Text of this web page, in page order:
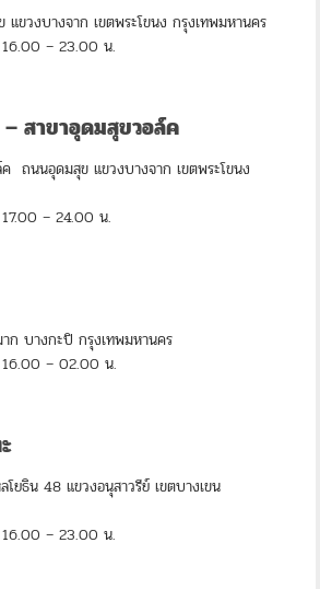
ขวงบางจาก เขตพระโขนง กรุงเทพมหานคร
16.00 – 23.00 น.
สาขาอุดมสุขวอล์ค
ถนนอุดมสุข แขวงบางจาก เขตพระโขนง
17.00 – 24.00 น.
ก บางกะปิ กรุงเทพมหานคร
16.00 – 02.00 น.
ยธิน 48 แขวงอนุสาวรีย์ เขตบางเขน
16.00 – 23.00 น.